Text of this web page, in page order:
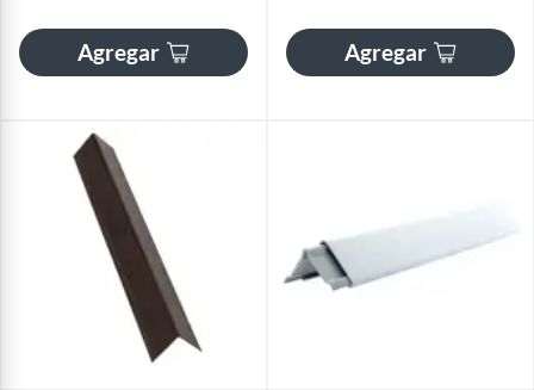
Agregar Agregar